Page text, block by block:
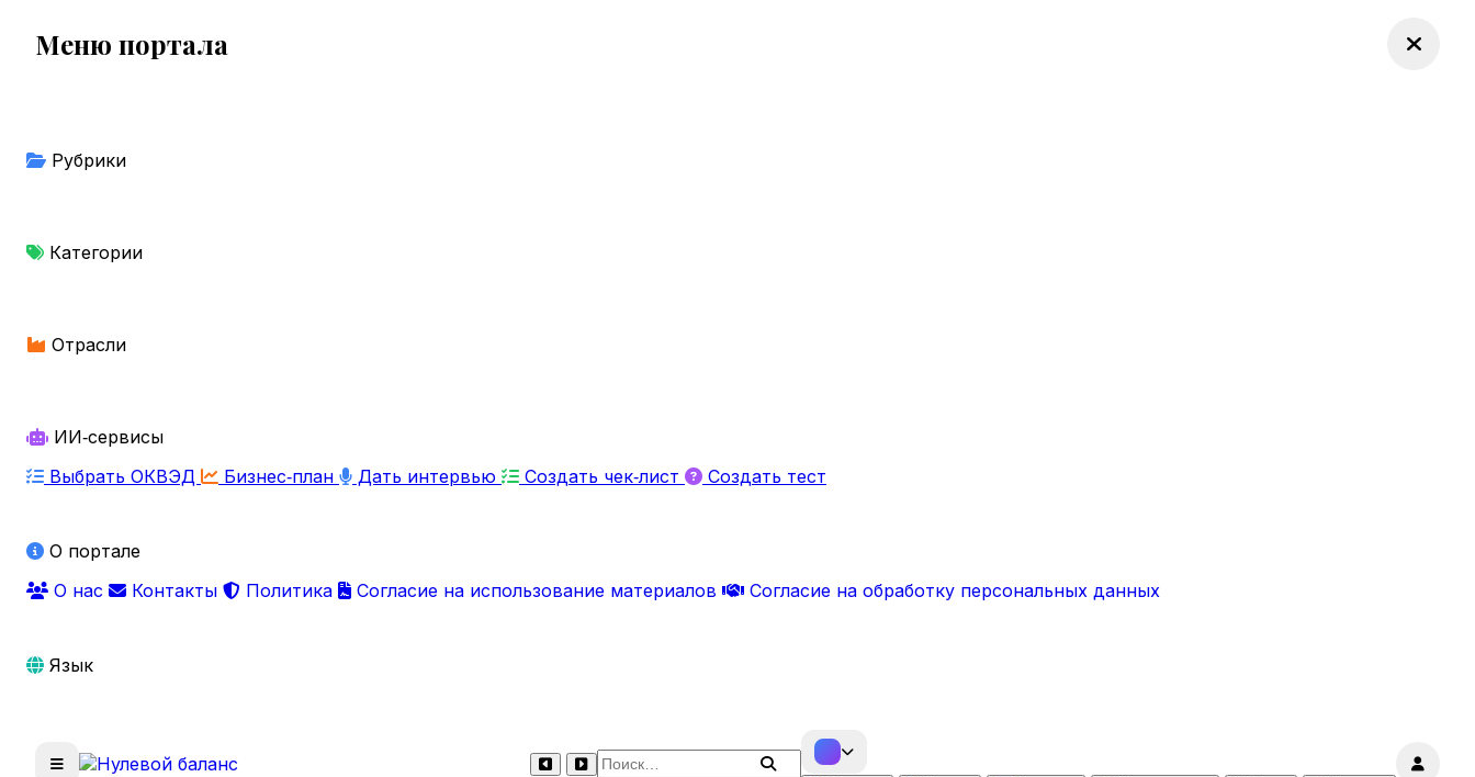
Меню портала
Рубрики
Категории
Отрасли
ИИ‑сервисы
Выбрать ОКВЭД
Бизнес‑план Дать интервью Создать чек‑лист Создать тест
О портале
О нас
Контакты Политика Согласие на использование материалов Согласие на обработку персональных данных
Язык
Поиск по сайту